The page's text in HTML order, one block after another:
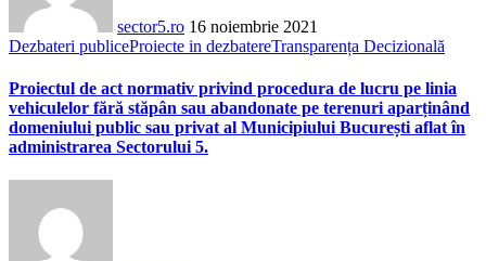
sector5.ro 16 noiembrie 2021
Dezbateri publiceProiecte in dezbatereTransparența Decizională
Proiectul de act normativ privind procedura de lucru pe linia
vehiculelor fără stăpân sau abandonate pe terenuri aparținând
domeniului public sau privat al Municipiului București aflat în
administrarea Sectorului 5.